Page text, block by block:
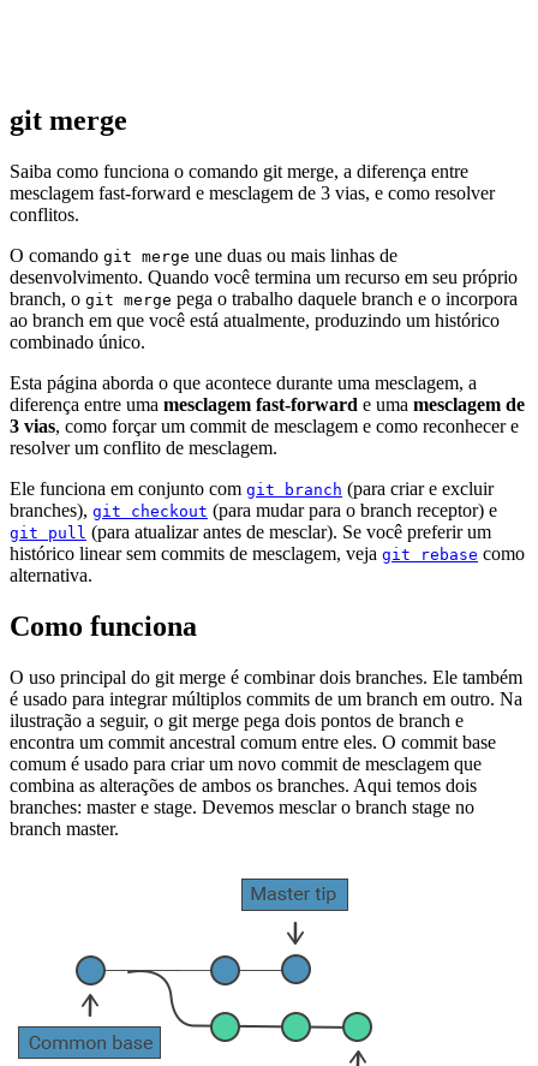
git merge
Saiba como funciona o comando git merge, a diferença entre
mesclagem fast-forward e mesclagem de 3 vias, e como resolver
conflitos.
O comando git merge une duas ou mais linhas de
desenvolvimento. Quando você termina um recurso em seu próprio
branch, o git merge pega o trabalho daquele branch e o incorpora
ao branch em que você está atualmente, produzindo um histórico
combinado único.
Esta página aborda o que acontece durante uma mesclagem, a
diferença entre uma mesclagem fast-forward e uma mesclagem de
3 vias, como forçar um commit de mesclagem e como reconhecer e
resolver um conflito de mesclagem.
Ele funciona em conjunto com git branch (para criar e excluir
branches), git checkout (para mudar para o branch receptor) e
git pull (para atualizar antes de mesclar). Se você preferir um
histórico linear sem commits de mesclagem, veja git rebase como
alternativa.
Como funciona
O uso principal do git merge é combinar dois branches. Ele também
é usado para integrar múltiplos commits de um branch em outro. Na
ilustração a seguir, o git merge pega dois pontos de branch e
encontra um commit ancestral comum entre eles. O commit base
comum é usado para criar um novo commit de mesclagem que
combina as alterações de ambos os branches. Aqui temos dois
branches: master e stage. Devemos mesclar o branch stage no
branch master.